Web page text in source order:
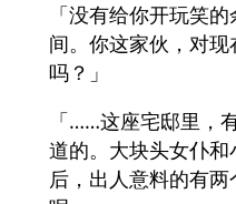
「没有给你开玩笑
间。你这家伙，对
吗？」
「……这座宅邸里，
道的。大块头女仆
后，出人意料的有